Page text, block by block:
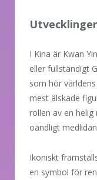
I Kina är Kwan
eller fullständigt
som hör
mest älskade
rollen av en
oändligt
Ikoniskt
en symbol för